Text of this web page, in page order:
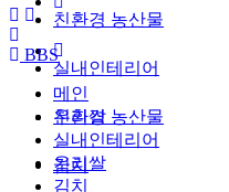
친환경 농산물
실내인테리어
우리쌀
김치
BBS
메인
친환경 농산물
실내인테리어
우리쌀
김치